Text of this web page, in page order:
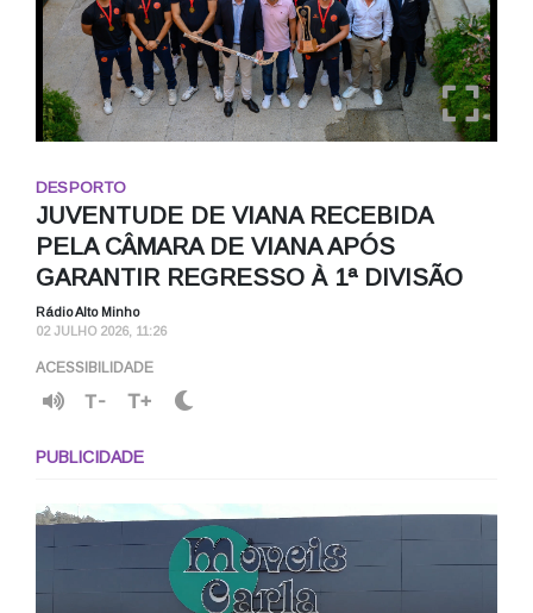
DESPORTO
JUVENTUDE DE VIANA RECEBIDA
PELA CÂMARA DE VIANA APÓS
GARANTIR REGRESSO À 1ª DIVISÃO
Rádio Alto Minho
02 JULHO 2026, 11:26
ACESSIBILIDADE
T- T+
PUBLICIDADE